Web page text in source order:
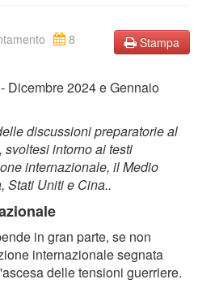
Stampa
8
Dicembre 2024 e Gennaio
discussioni preparatorie al
svoltesi intorno ai testi
internazionale, il Medio
Stati Uniti e Cina..
in gran parte, se non
internazionale segnata
delle tensioni guerriere.